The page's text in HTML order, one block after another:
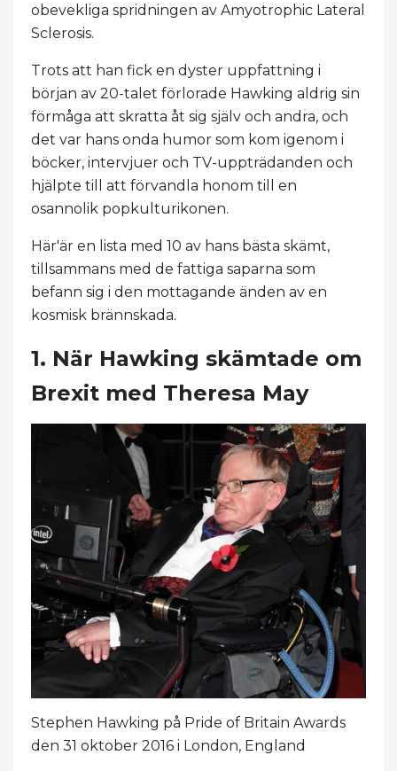
obevekliga spridningen av Amyotrophic Lateral
Sclerosis.
Trots att han fick en dyster uppfattning i
början av 20-talet förlorade Hawking aldrig sin
förmåga att skratta åt sig själv och andra, och
det var hans onda humor som kom igenom i
böcker, intervjuer och TV-uppträdanden och
hjälpte till att förvandla honom till en
osannolik popkulturikonen.
Här'är en lista med 10 av hans bästa skämt,
tillsammans med de fattiga saparna som
befann sig i den mottagande änden av en
kosmisk brännskada.
1. När Hawking skämtade om
Brexit med Theresa May
Stephen Hawking på Pride of Britain Awards
den 31 oktober 2016 i London, England